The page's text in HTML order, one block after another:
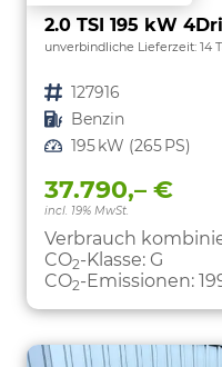
unverbindliche Lieferzeit: 14
Fahrzeugnr. 127916
Kraftstoff Benzin
Leistung 195 kW (265 PS)
37.790,– €
incl. 19% MwSt.
Verbrauch
CO2-Klasse: G
CO2-Emissionen: